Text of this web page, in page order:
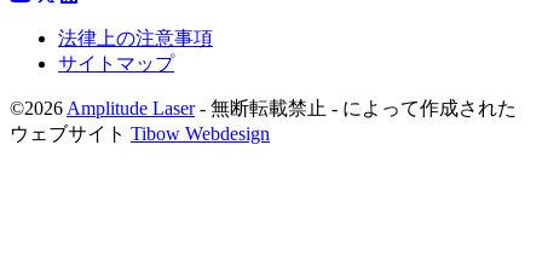
法律上の注意事項
サイトマップ
©2026 Amplitude Laser- 無断転載禁止 - によって作成された
ウェブサイト Tibow Webdesign